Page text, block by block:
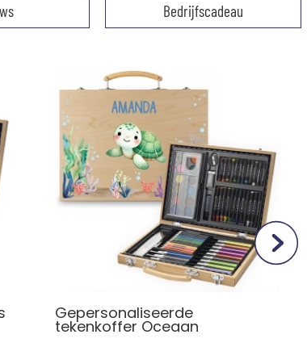
Bedrijfscadeau
Gepersonaliseerde
tekenkoffer Oceaan